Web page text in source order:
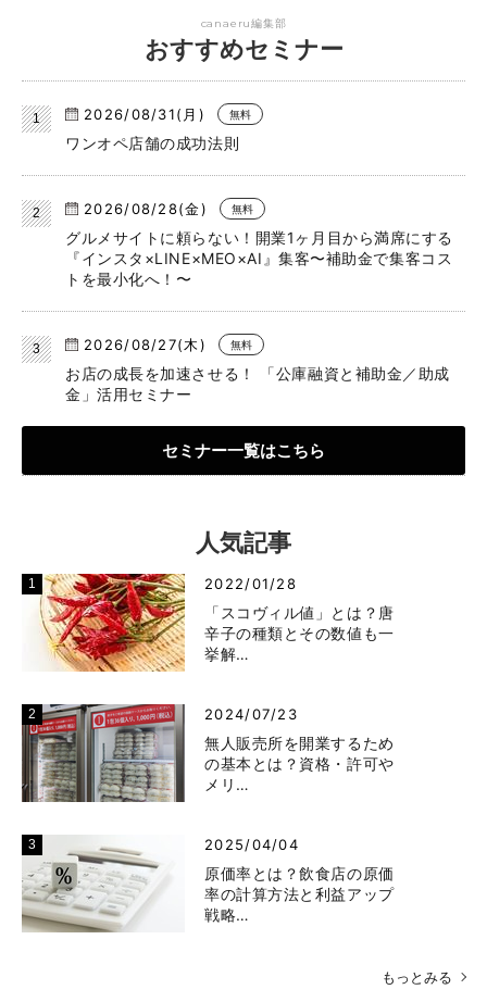
canaeru編集部
おすすめセミナー
2026/08/31(月) 無料
ワンオペ店舗の成功法則
2026/08/28(金) 無料
グルメサイトに頼らない！開業1ヶ月目から満席にする
『インスタ×LINE×MEO×AI』集客〜補助金で集客コス
トを最小化へ！〜
2026/08/27(木) 無料
お店の成長を加速させる！ 「公庫融資と補助金／助成
金」活用セミナー
セミナー一覧はこちら
人気記事
2022/01/28
「スコヴィル値」とは？唐
辛子の種類とその数値も一
挙解…
2024/07/23
無人販売所を開業するため
の基本とは？資格・許可や
メリ…
2025/04/04
原価率とは？飲食店の原価
率の計算方法と利益アップ
戦略…
もっとみる